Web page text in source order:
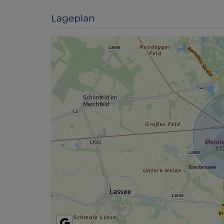
Lageplan